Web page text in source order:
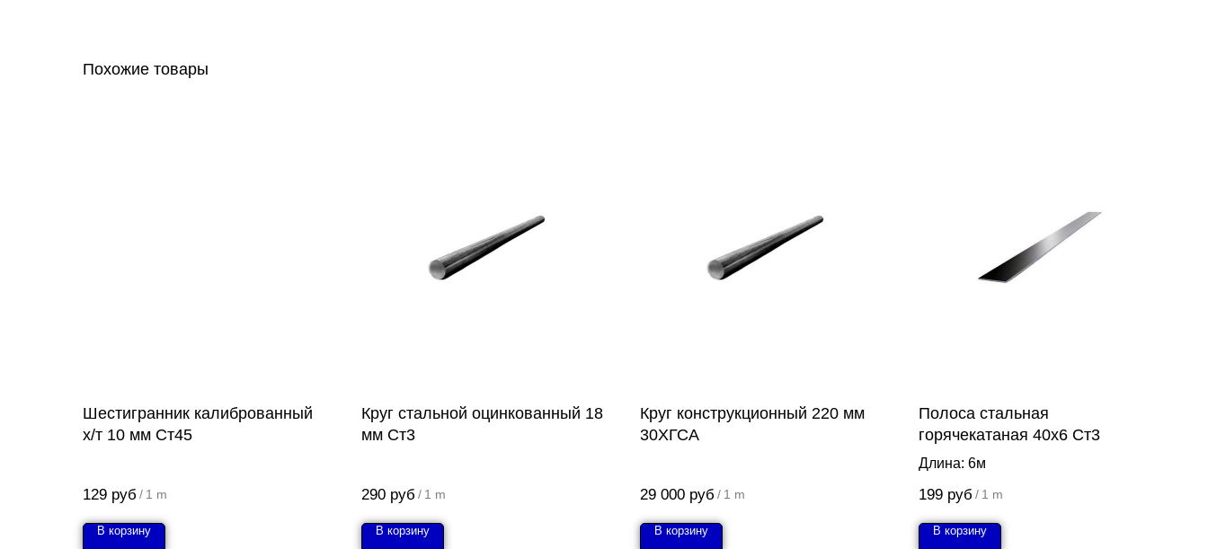
Похожие товары
Шестигранник калиброванный
х/т 10 мм Ст45
129 руб / 1 m
В корзину
Круг стальной оцинкованный 18
мм Ст3
290 руб / 1 m
В корзину
Круг конструкционный 220 мм
30ХГСА
29 000 руб / 1 m
В корзину
Полоса стальная
горячекатаная 40х6 Ст3
Длина: 6м
199 руб / 1 m
В корзину